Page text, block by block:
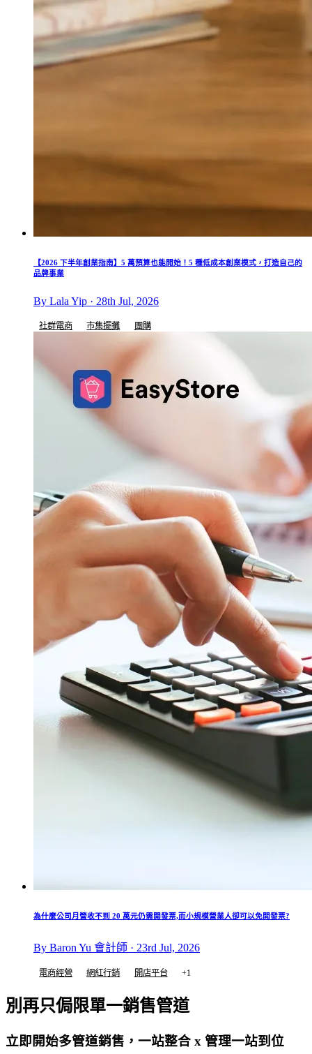
【2026 下半年創業指南】5 萬預算也能開始！5 種低成本創業模式，打造自己的
品牌事業
By Lala Yip · 28th Jul, 2026
社群電商 市集擺攤 團購
為什麼公司月營收不到 20 萬元仍需開發票,而小規模營業人卻可以免開發票?
By Baron Yu 會計師 · 23rd Jul, 2026
電商經營 網紅行銷 開店平台 +1
別再只侷限單一銷售管道
立即開始多管道銷售，一站整合 x 管理一站到位